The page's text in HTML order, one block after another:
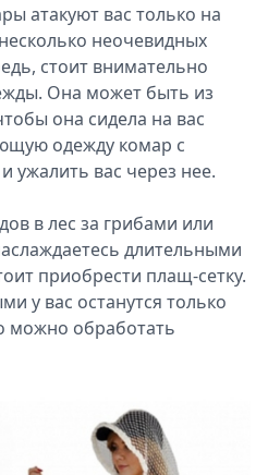
атакуют вас только на
неочевидных
стоит внимательно
Она может быть из
она сидела на вас
одежду комар с
ужалить вас через нее.
в лес за грибами или
длительными
приобрести плащ-сетку.
у вас останутся только
можно обработать